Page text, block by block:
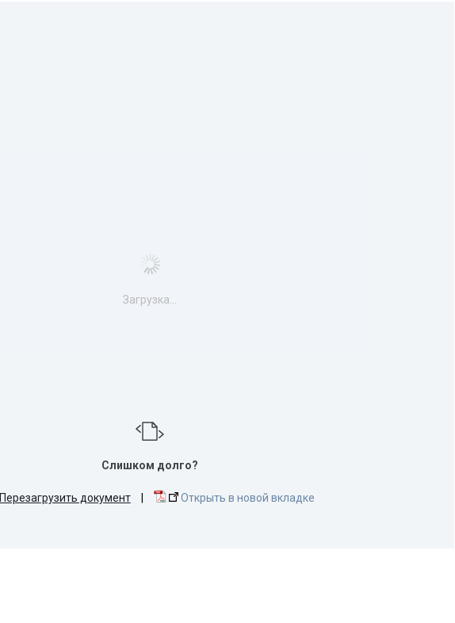
Загрузка...
Слишком долго?
Перезагрузить документ Открыть в новой вкладке